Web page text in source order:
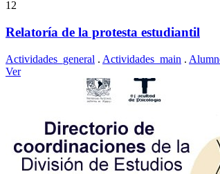
12
Relatoría de la protesta estudiantil
Actividades_general . Actividades_main .
Ver